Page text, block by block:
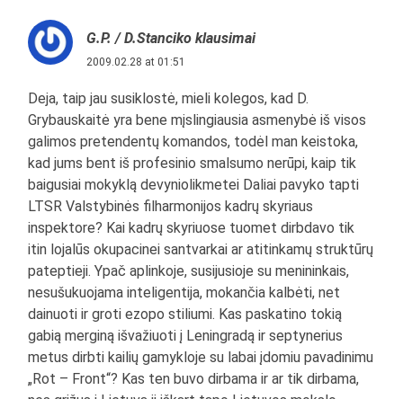
G.P. / D.Stanciko klausimai
2009.02.28 at 01:51
Deja, taip jau susiklostė, mieli kolegos, kad D.
Grybauskaitė yra bene mįslingiausia asmenybė iš visos
galimos pretendentų komandos, todėl man keistoka,
kad jums bent iš profesinio smalsumo nerūpi, kaip tik
baigusiai mokyklą devyniolikmetei Daliai pavyko tapti
LTSR Valstybinės filharmonijos kadrų skyriaus
inspektore? Kai kadrų skyriuose tuomet dirbdavo tik
itin lojalūs okupacinei santvarkai ar atitinkamų struktūrų
pateptieji. Ypač aplinkoje, susijusioje su menininkais,
nesušukuojama inteligentija, mokančia kalbėti, net
dainuoti ir groti ezopo stiliumi. Kas paskatino tokią
gabią merginą išvažiuoti į Leningradą ir septynerius
metus dirbti kailių gamykloje su labai įdomiu pavadinimu
„Rot – Front“? Kas ten buvo dirbama ir ar tik dirbama,